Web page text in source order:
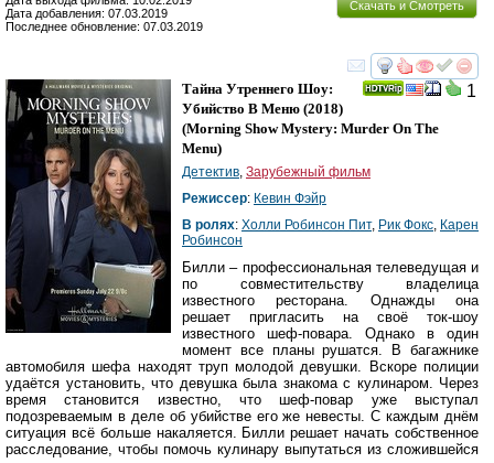
Скачать и Смотреть
Дата добавления: 07.03.2019
Последнее обновление: 07.03.2019
смотреть
1
Тайна Утреннего Шоу:
Убийство В Меню (2018)
(Morning Show Mystery: Murder On The
Menu)
Детектив, Зарубежный фильм
Режиссер: Кевин Фэйр
В ролях: Холли Робинсон Пит, Рик Фокс, Карен
Робинсон
Билли – профессиональная телеведущая и
по совместительству владелица
известного ресторана. Однажды она
решает пригласить на своё ток-шоу
известного шеф-повара. Однако в один
момент все планы рушатся. В багажнике
автомобиля шефа находят труп молодой девушки. Вскоре полиции
удаётся установить, что девушка была знакома с кулинаром. Через
время становится известно, что шеф-повар уже выступал
подозреваемым в деле об убийстве его же невесты. С каждым днём
ситуация всё больше накаляется. Билли решает начать собственное
расследование, чтобы помочь кулинару выпутаться из сложившейся